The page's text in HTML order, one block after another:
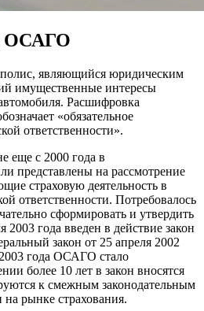
ОСАГО
являющийся юридическим
имущественные интересы
Расшифровка
«обязательное
ответственности».
еще с 2000 года в
представлены на рассмотрение
страховую деятельность в
ответственности. Потребовалось
сформировать и утвердить
года введен в действие закон
закон от 25 апреля 2002
года ОСАГО стало
более 10 лет в закон вносятся
к смежным законодательным
рынке страхования.